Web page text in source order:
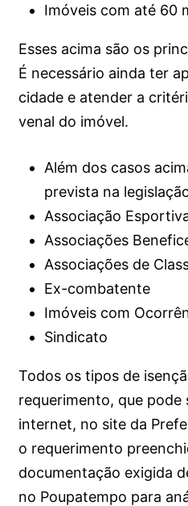
Imóveis com até 60
Esses acima são os
É necessário ainda ter
cidade e atender a
venal do imóvel.
Além dos casos
prevista na
Associação
Associações
Associações de
Ex-combatente
Imóveis com
Sindicato
Todos os tipos de
requerimento, que pode
internet, no site da
o requerimento
documentação exigida
no Poupatempo para